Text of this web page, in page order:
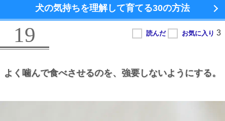
犬の気持ちを理解して育てる30の方法
19
よく噛んで食べさせるのを、 強要しないようにする。